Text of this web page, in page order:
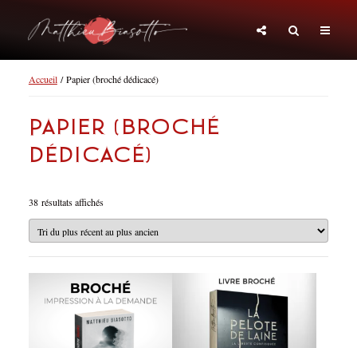
Accueil/ Papier (broché dédicacé)
Papier (broché
dédicacé)
38 résultats affichésTrié
du
plus
récent
au
plus
ancien